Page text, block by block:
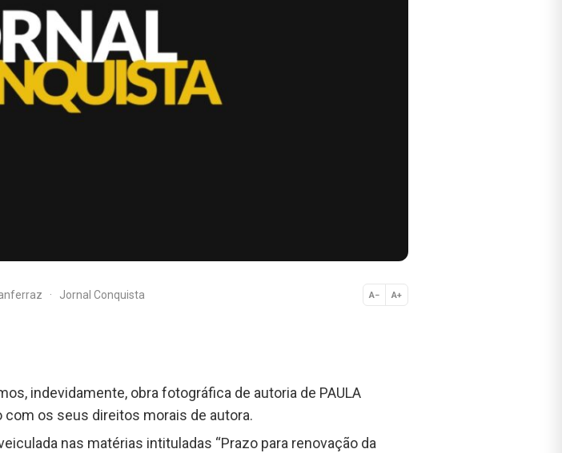
· Jornal Conquista A− A+
Normal
indevidamente, obra fotográfica de autoria de PAULA
com os seus direitos morais de autora.
nas matérias intituladas “Prazo para renovação da